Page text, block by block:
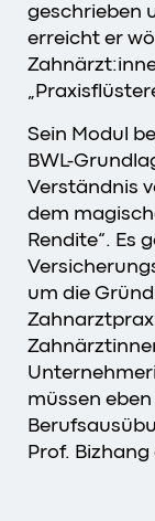
geschrieben
erreicht er
Sein Modul
BWL-
Verständnis
dem
Rendite“. Es
um die
müssen
Prof.